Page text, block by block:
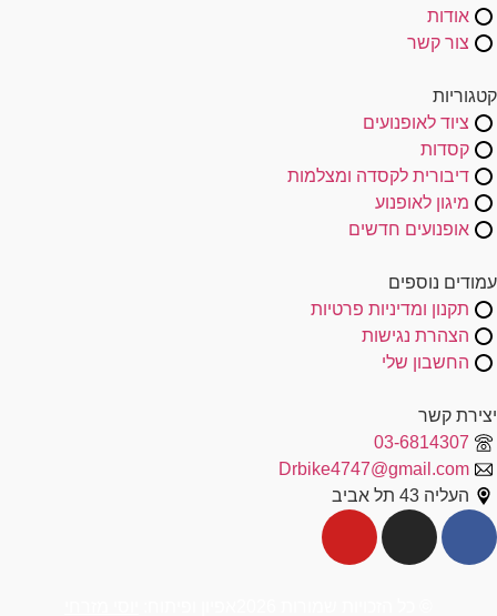
אודות
צור קשר
קטגוריות
ציוד לאופנועים
קסדות
דיבורית לקסדה ומצלמות
מיגון לאופנוע
אופנועים חדשים
עמודים נוספים
תקנון ומדיניות פרטיות
הצהרת נגישות
החשבון שלי
יצירת קשר
03-6814307
Drbike4747@gmail.com
העליה 43 תל אביב